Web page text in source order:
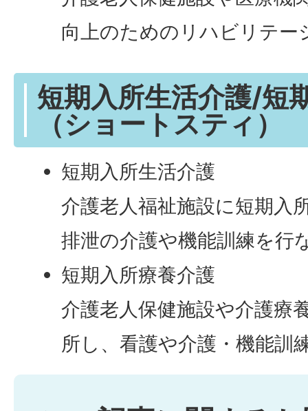
向上のためのリハビリテ
短期入所生活介護/短
（ショートスティ）
短期入所生活介護
介護老人福祉施設に短期入
排泄の介護や機能訓練を行
短期入所療養介護
介護老人保健施設や介護療
所し、看護や介護・機能訓